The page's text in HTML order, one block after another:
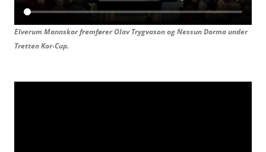
Elverum Mannskor fremfører Olav Trygvason ogNessun Dorma under
Tretten Kor-Cup.